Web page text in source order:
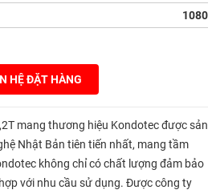
1080
HỆ ĐẶT HÀNG
mang thương hiệu Kondotec được sản
Nhật Bản tiên tiến nhất, mang tầm
không chỉ có chất lượng đảm bảo
với nhu cầu sử dụng. Được công ty